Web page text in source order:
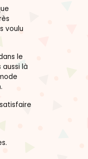
voulu
le
aussi là